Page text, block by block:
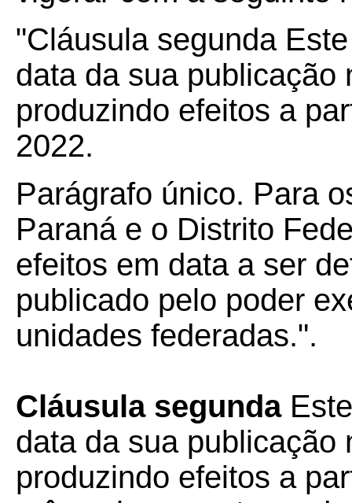
"Cláusula segunda
data da sua publicação
produzindo efeitos a
2022.
Parágrafo único. Para
Paraná e o Distrito
efeitos em data a ser
publicado pelo poder
unidades federadas.".
Cláusula segunda
data da sua publicação
produzindo efeitos a